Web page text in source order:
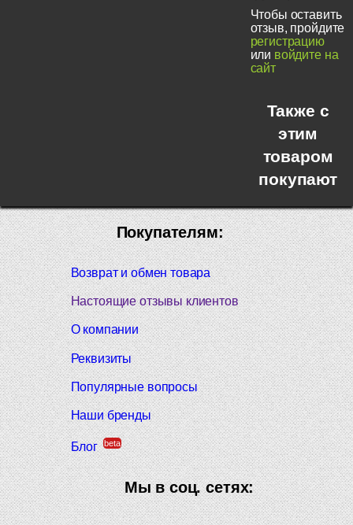
Чтобы оставить
отзыв, пройдите
регистрацию
или войдите на
сайт
Также с
этим
товаром
покупают
Покупателям:
Возврат и обмен товара
Настоящие отзывы клиентов
О компании
Реквизиты
Популярные вопросы
Наши бренды
Блог beta
Мы в соц. сетях: